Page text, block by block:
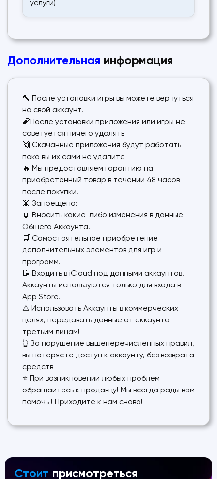
услуги)
Дополнительная информация
🔨 После установки игры вы можете вернуться
на свой аккаунт.
🧨После установки приложения или игры не
советуется ничего удалять
🙌 Скачанные приложения будут работать
пока вы их сами не удалите
🔥 Мы предоставляем гарантию на
приобретённый товар в течении 48 часов
после покупки.
📵 Запрещено:
📖 Вносить какие-либо изменения в данные
Общего Аккаунта.
🛒 Самостоятельное приобретение
дополнительных элементов для игр и
программ.
📝 Входить в iCloud под данными аккаунтов.
Аккаунты используются только для входа в
App Store.
⚠️ Использовать Аккаунты в коммерческих
целях, передавать данные от аккаунта
третьим лицам!
👆 За нарушение вышеперечисленных правил,
вы потеряете доступ к аккаунту, без возврата
средств
⭐️ При возникновении любых проблем
обращайтесь к продавцу! Мы всегда рады вам
помочь ! Приходите к нам снова!
Стоит присмотреться